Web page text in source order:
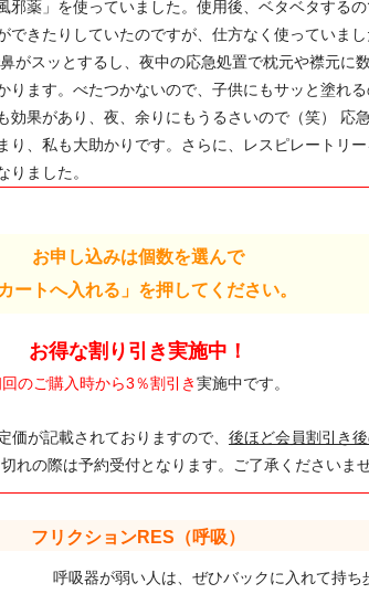
邪薬」を使っていました。使用後、ベタベタする
できたりしていたのですが、仕方なく使っていま
がスッとするし、夜中の応急処置で枕元や襟元に
ります。べたつかないので、子供にもサッと塗れる
効果があり、夜、余りにもうるさいので（笑） 応
り、私も大助かりです。さらに、レスピレートリー
りました。
お申し込みは個数を選んで
カートへ入れる」を押してください。
お得な割り引き実施中！
のご購入時から3％割引き実施中です。
価が記載されておりますので、後ほど会員割引き
れの際は予約受付となります。ご了承くださいませ
フリクションRES（呼吸）
呼吸器が弱い人は、ぜひバックに入れて持ち